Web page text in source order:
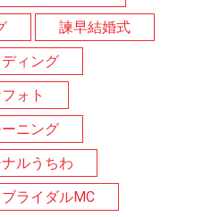
諫早結婚式
ィング
ォト
ニング
ルうちわ
ブライダルMC